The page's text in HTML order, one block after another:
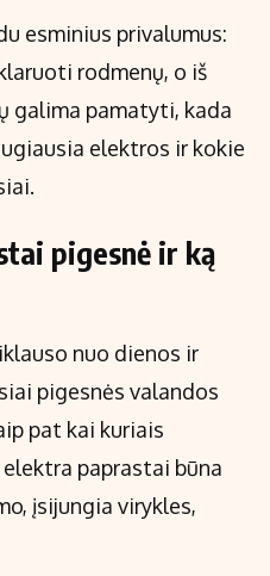
esminius privalumus:
rodmenų, o iš
galima pamatyti, kada
elektros ir kokie
pigesnė ir ką
nuo dienos ir
pigesnės valandos
pat kai kuriais
paprastai būna
įsijungia virykles,